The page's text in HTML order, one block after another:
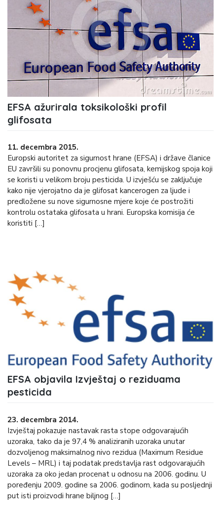
EFSA ažurirala toksikološki profil
glifosata
11. decembra 2015.
Europski autoritet za sigurnost hrane (EFSA) i države članice
EU završili su ponovnu procjenu glifosata, kemijskog spoja koji
se koristi u velikom broju pesticida. U izvješću se zaključuje
kako nije vjerojatno da je glifosat kancerogen za ljude i
predložene su nove sigurnosne mjere koje će postrožiti
kontrolu ostataka glifosata u hrani. Europska komisija će
koristiti […]
EFSA objavila Izvještaj o reziduama
pesticida
23. decembra 2014.
Izvještaj pokazuje nastavak rasta stope odgovarajućih
uzoraka, tako da je 97,4 % analiziranih uzoraka unutar
dozvoljenog maksimalnog nivo rezidua (Maximum Residue
Levels – MRL) i taj podatak predstavlja rast odgovarajućih
uzoraka za oko jedan procenat u odnosu na 2006. godinu. U
poređenju 2009. godine sa 2006. godinom, kada su posljednji
put isti proizvodi hrane biljnog […]